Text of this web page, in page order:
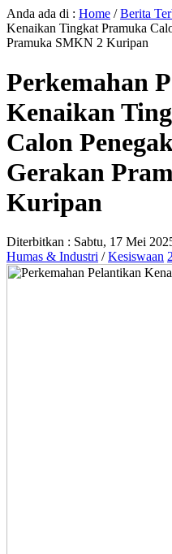
Anda ada di : Home /Berita
Kenaikan Tingkat Pramuka
Pramuka SMKN 2 Kuripan
Perkemahan
Kenaikan
Calon
Gerakan
Kuripan
Diterbitkan : Sabtu, 17 Mei
Humas & Industri /Kesiswaan